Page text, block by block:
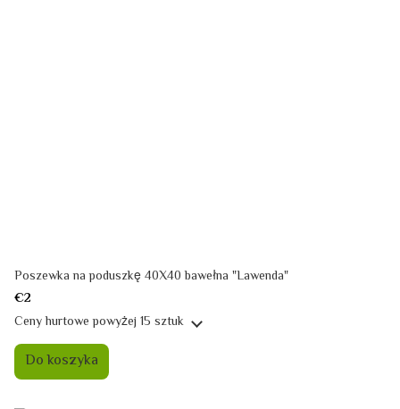
Poszewka na poduszkę 40X40 bawełna "Lawenda"
€2
Ceny hurtowepowyżej 15 sztuk
Do koszyka